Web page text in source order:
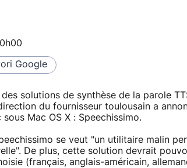
Google
solutions de synthèse de la parole
du fournisseur toulousain a
Mac OS X : Speechissimo.
se veut "un utilitaire malin
De plus, cette solution devrait
(français, anglais-américain,